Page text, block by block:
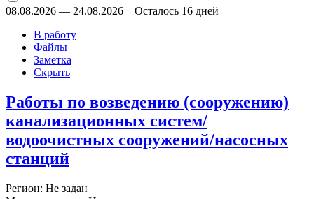
08.08.2026 — 24.08.2026
Осталось 16 дней
В работу
Файлы
Заметка
Скрыть
Работы по возведению (сооружению)
канализационных систем/
водоочистных сооружений/насосных
станций
Регион: Не задан